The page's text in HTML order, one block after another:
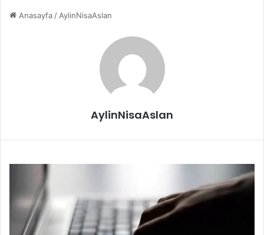
Anasayfa/AylinNisaAslan
AylinNisaAslan